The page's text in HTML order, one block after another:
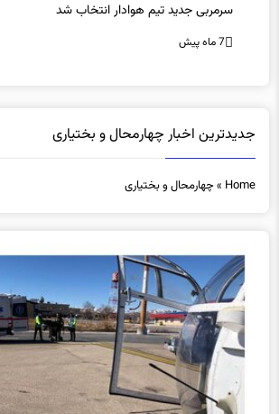
سرمربی جدید تیم هوادار انتخاب شد
7 ماه پیش
جدیدترین اخبار چهارمحال و بختیاری
Home
»چهارمحال و بختیاری